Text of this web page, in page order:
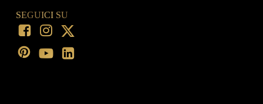
SEGUICI SU